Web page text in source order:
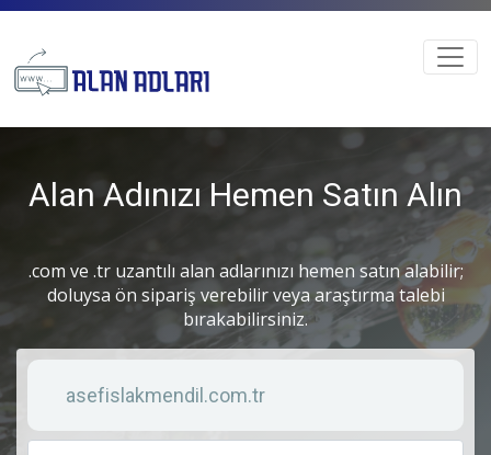
Alan Adınızı Hemen Satın Alın
.com ve .tr uzantılı alan adlarınızı hemen satın alabilir;
doluysa ön sipariş verebilir veya araştırma talebi
bırakabilirsiniz.
Anahtar kelime